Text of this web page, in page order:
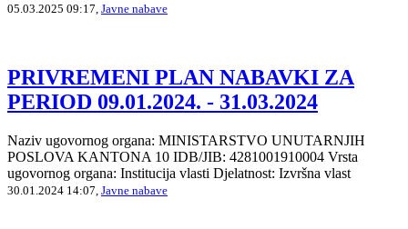
05.03.2025 09:17, Javne nabave
PRIVREMENI PLAN NABAVKI ZA
PERIOD 09.01.2024. - 31.03.2024
Naziv ugovornog organa: MINISTARSTVO UNUTARNJIH
POSLOVA KANTONA 10 IDB/JIB: 4281001910004 Vrsta
ugovornog organa: Institucija vlasti Djelatnost: Izvršna vlast
30.01.2024 14:07, Javne nabave